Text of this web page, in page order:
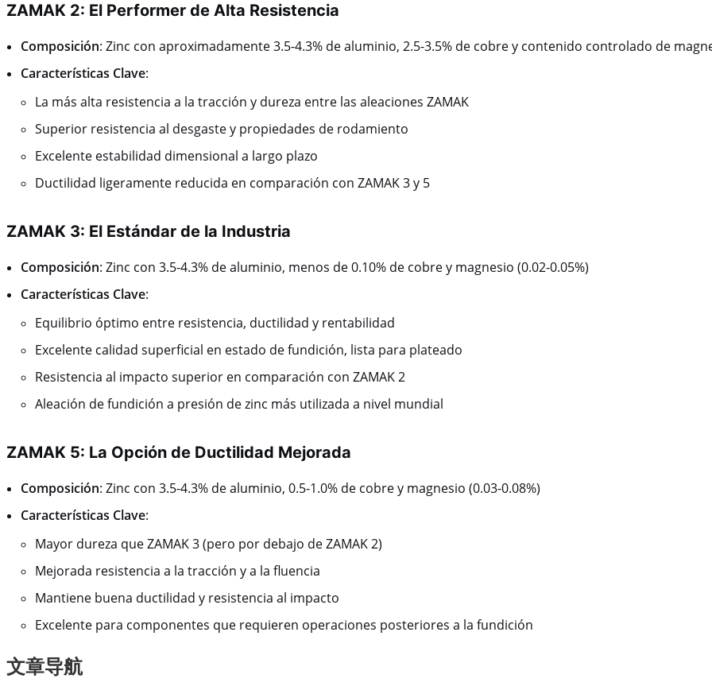
ZAMAK 2: El Performer de Alta Resistencia
Composición: Zinc con aproximadamente 3.5-4.3% de aluminio, 2.5-3.5% de cobre y contenido controlado de
Características Clave:
La más alta resistencia a la tracción y dureza entre las aleaciones ZAMAK
Superior resistencia al desgaste y propiedades de rodamiento
Excelente estabilidad dimensional a largo plazo
Ductilidad ligeramente reducida en comparación con ZAMAK 3 y 5
ZAMAK 3: El Estándar de la Industria
Composición: Zinc con 3.5-4.3% de aluminio, menos de 0.10% de cobre y magnesio (0.02-0.05%)
Características Clave:
Equilibrio óptimo entre resistencia, ductilidad y rentabilidad
Excelente calidad superficial en estado de fundición, lista para plateado
Resistencia al impacto superior en comparación con ZAMAK 2
Aleación de fundición a presión de zinc más utilizada a nivel mundial
ZAMAK 5: La Opción de Ductilidad Mejorada
Composición: Zinc con 3.5-4.3% de aluminio, 0.5-1.0% de cobre y magnesio (0.03-0.08%)
Características Clave:
Mayor dureza que ZAMAK 3 (pero por debajo de ZAMAK 2)
Mejorada resistencia a la tracción y a la fluencia
Mantiene buena ductilidad y resistencia al impacto
Excelente para componentes que requieren operaciones posteriores a la fundición
文章导航